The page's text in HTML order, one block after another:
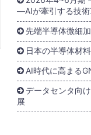
―AIが牽引する技
先端半導体微細
日本の半導体材
AI時代に高まる
データセンタ向
展